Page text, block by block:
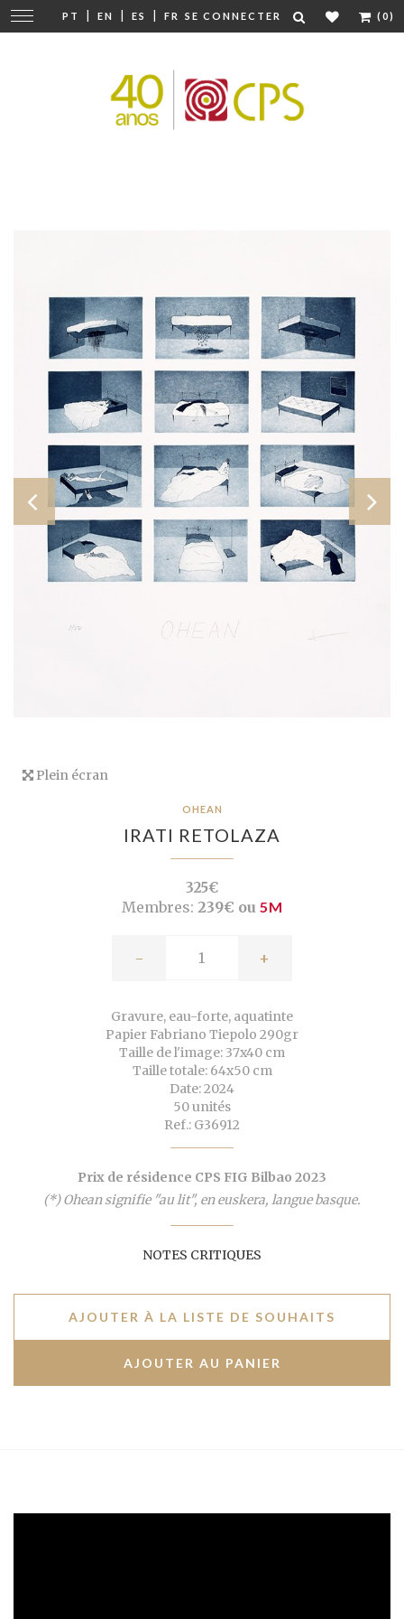
PT | EN | ES | FR SE CONNECTER (0)
Modifier
la
Plein écran
OHEAN
IRATI RETOLAZA
325€
Membres: 239€ ou 5M
- +
Gravure, eau-forte, aquatinte
Papier Fabriano Tiepolo 290gr
Taille de l'image: 37x40 cm
Taille totale: 64x50 cm
Date: 2024
50 unités
Ref.: G36912
Prix de résidence CPS FIG Bilbao 2023
(*) Ohean signifie "au lit", en euskera, langue basque.
NOTES CRITIQUES
AJOUTER À LA LISTE DE SOUHAITS